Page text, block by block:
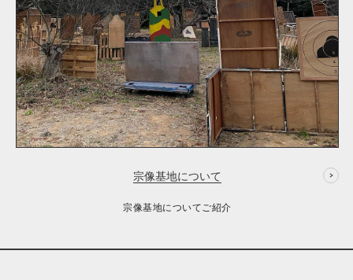
宗像基地について
宗像基地についてご紹介